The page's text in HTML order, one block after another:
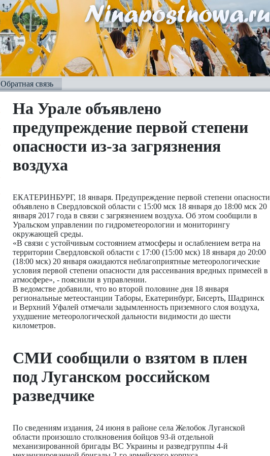
Обратная связь
На Урале объявлено
предупреждение первой степени
опасности из-за загрязнения
воздуха
ЕКАТЕРИНБУРГ, 18 января. Предупреждение первой степени опасности
объявлено в Свердловской области с 15:00 мск 18 января до 18:00 мск 20
января 2017 года в связи с загрязнением воздуха. Об этом сообщили в
Уральском управлении по гидрометеорологии и мониторингу
окружающей среды.
«В связи с устойчивым состоянием атмосферы и ослаблением ветра на
территории Свердловской области с 17:00 (15:00 мск) 18 января до 20:00
(18:00 мск) 20 января ожидаются неблагоприятные метеорологические
условия первой степени опасности для рассеивания вредных примесей в
атмосфере», - пояснили в управлении.
В ведомстве добавили, что во второй половине дня 18 января
региональные метеостанции Таборы, Екатеринбург, Бисерть, Шадринск
и Верхний Уфалей отмечали задымленность приземного слоя воздуха,
ухудшение метеорологической дальности видимости до шести
километров.
СМИ сообщили о взятом в плен
под Луганском российском
разведчике
По сведениям издания, 24 июня в районе села Желобок Луганской
области произошло столкновения бойцов 93-й отдельной
механизированной бригады ВС Украины и разведгруппы 4-й